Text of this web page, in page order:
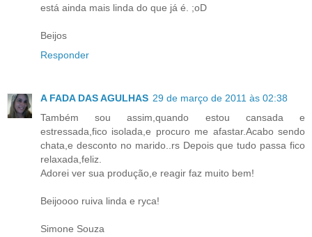
está ainda mais linda do que já é. ;oD
Beijos
Responder
A FADA DAS AGULHAS 29 de março de 2011 às 02:38
Também sou assim,quando estou cansada e
estressada,fico isolada,e procuro me afastar.Acabo sendo
chata,e desconto no marido..rs Depois que tudo passa fico
relaxada,feliz.
Adorei ver sua produção,e reagir faz muito bem!
Beijoooo ruiva linda e ryca!
Simone Souza